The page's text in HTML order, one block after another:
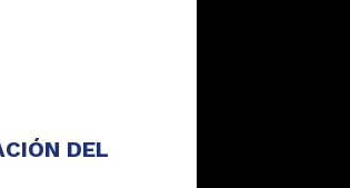
DEL